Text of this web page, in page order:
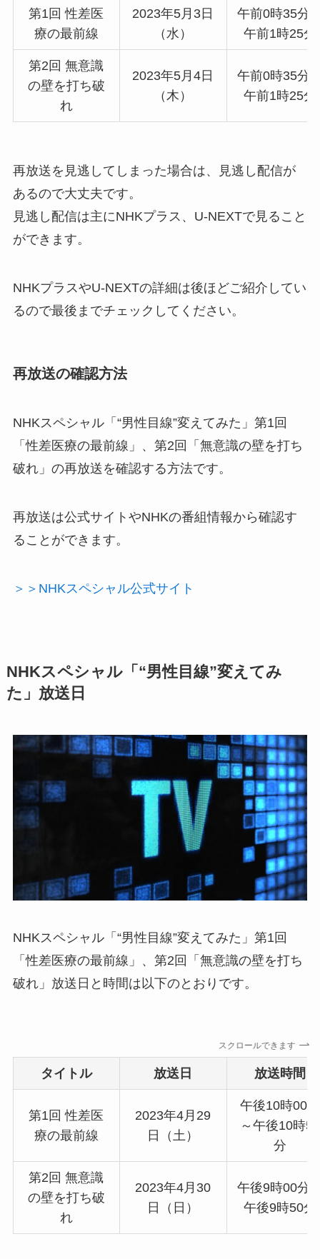
第1回 性差医
療の最前線
2023年5月3日
（水）
午前0時35分
午前1時25分
第2回 無意識
の壁を打ち破
れ
2023年5月4日
（木）
午前0時35分
午前1時25分
再放送を見逃してしまった場合は、見逃し配信が
あるので大丈夫です。
見逃し配信は主にNHKプラス、U-NEXTで見ること
ができます。
NHKプラスやU-NEXTの詳細は後ほどご紹介してい
るので最後までチェックしてください。
再放送の確認方法
NHKスペシャル「“男性目線”変えてみた」第1回
「性差医療の最前線」、第2回「無意識の壁を打ち
破れ」の再放送を確認する方法です。
再放送は公式サイトやNHKの番組情報から確認す
ることができます。
＞＞NHKスペシャル公式サイト
NHKスペシャル「“男性目線”変えてみ
た」放送日
NHKスペシャル「“男性目線”変えてみた」第1回
「性差医療の最前線」、第2回「無意識の壁を打ち
破れ」放送日と時間は以下のとおりです。
スクロールできます
タイトル 放送日 放送時間
第1回 性差医
療の最前線
2023年4月29
日（土）
午後10時00分
～午後10時50
分
第2回 無意識
の壁を打ち破
れ
2023年4月30
日（日）
午後9時00分
午後9時50分